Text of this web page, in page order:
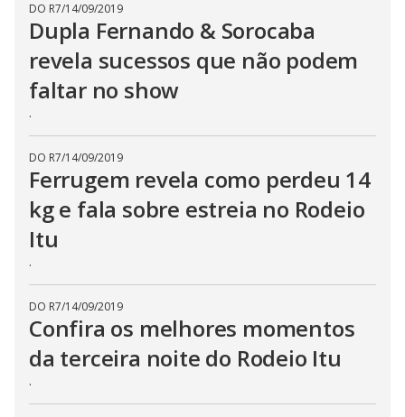
DO R7/14/09/2019
Dupla Fernando & Sorocaba
revela sucessos que não podem
faltar no show
.
DO R7/14/09/2019
Ferrugem revela como perdeu 14
kg e fala sobre estreia no Rodeio
Itu
.
DO R7/14/09/2019
Confira os melhores momentos
da terceira noite do Rodeio Itu
.